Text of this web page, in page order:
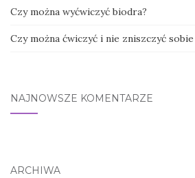
Czy można wyćwiczyć biodra?
Czy można ćwiczyć i nie zniszczyć
NAJNOWSZE KOMENTARZE
ARCHIWA